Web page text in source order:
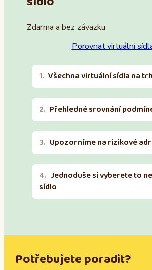
Zdarma a bez závazku
Porovnat virtuální
Všechna virtuální sídla na
Přehledné srovnání
Upozorníme na rizikové
Jednoduše si vyberete to
sídlo
Potřebujete poradit?